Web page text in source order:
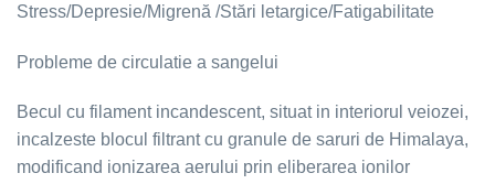
Stress/Depresie/Migrenă /Stări letargice/Fatigabilitate
Probleme de circulatie a sangelui
Becul cu filament incandescent, situat in interiorul veiozei,
incalzeste blocul filtrant cu granule de saruri de Himalaya,
modificand ionizarea aerului prin eliberarea ionilor